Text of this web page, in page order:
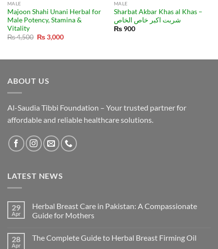
MALE
Majoon Shahi Unani Herbal for
Male Potency, Stamina &
Vitality
₨4,500 Original
price
₨3,000Current
MALE
Sharbat Akbar Khas al Khas –
شربت اکبر خاص الخاص
₨900
ABOUT US
Al-Saudia Tibbi Foundation – Your trusted partner for
affordable and reliable healthcare solutions.
LATEST NEWS
29
Apr
Herbal Breast Care in Pakistan: A Compassionate
Guide for Mothers
28
Apr
The Complete Guide to Herbal Breast Firming Oil